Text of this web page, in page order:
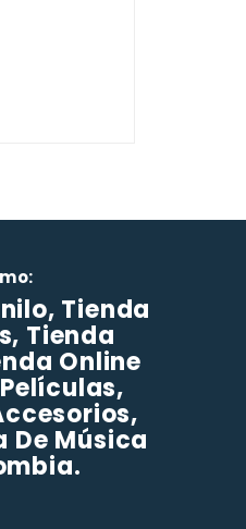
Tienda
Tienda
Online
De Música